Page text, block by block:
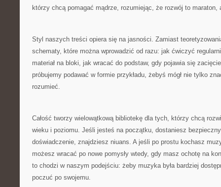
którzy chcą pomagać mądrze, rozumiejąc, że rozwój to maraton,
Styl naszych treści opiera się na jasności. Zamiast
schematy, które można wprowadzić od razu: jak ćwiczyć
materiał na bloki, jak wracać do podstaw, gdy pojawia się
próbujemy podawać w formie przykładu, żebyś mógł nie tylko
rozumieć.
Całość tworzy wielowątkową bibliotekę dla tych, którzy chcą
wieku i poziomu. Jeśli jesteś na początku, dostaniesz
doświadczenie, znajdziesz niuans. A jeśli po prostu kochasz
możesz wracać po nowe pomysły wtedy, gdy masz ochotę na
to chodzi w naszym podejściu: żeby muzyka była bardziej
poczuć po swojemu.